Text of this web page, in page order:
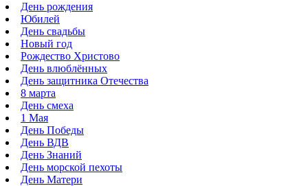
День рождения
Юбилей
День свадьбы
Новый год
Рождество Христово
День влюблённых
День защитника Отечества
8 марта
День смеха
1 Мая
День Победы
День ВДВ
День Знаний
День морской пехоты
День Матери